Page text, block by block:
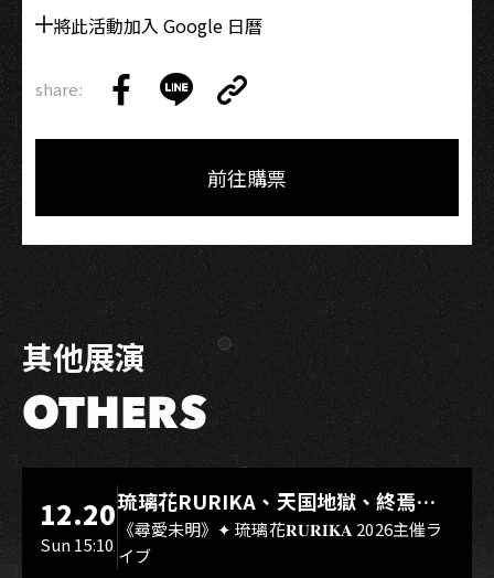
將此活動加入 Google 日曆
share:
on
on
Link
Copy
前往購票
其他展演
OTHERS
LIVE WAREHOUSE 小庫
12.20
Sun 15:10
琉璃花RURIKA、天国地獄、終焉
Rebirth、DUALIA、無我夢中、花奏
スマイル（O.A.）
《尋愛未明》✦ 琉璃花𝐑𝐔𝐑𝐈𝐊𝐀 2026主催ラ
イブ